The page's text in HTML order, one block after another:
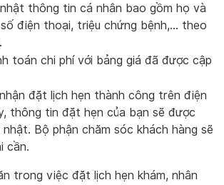
thông tin cá nhân bao gồm họ và
điện thoại, triệu chứng bệnh,… theo
toán chi phí với bảng giá đã được cập
đặt lịch hẹn thành công trên điện
thông tin đặt hẹn của bạn sẽ được
Bộ phận chăm sóc khách hàng sẽ
cần.
trong việc đặt lịch hẹn khám, nhân